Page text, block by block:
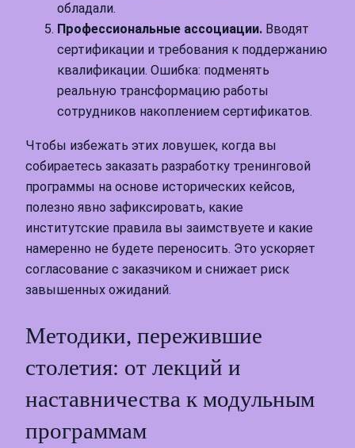
обладали.
Профессиональные ассоциации. Вводят
сертификации и требования к поддержанию
квалификации. Ошибка: подменять
реальную трансформацию работы
сотрудников накоплением сертификатов.
Чтобы избежать этих ловушек, когда вы
собираетесь заказать разработку тренинговой
программы на основе исторических кейсов,
полезно явно зафиксировать, какие
институтские правила вы заимствуете и какие
намеренно не будете переносить. Это ускоряет
согласование с заказчиком и снижает риск
завышенных ожиданий.
Методики, пережившие
столетия: от лекций и
наставничества к модульным
программам